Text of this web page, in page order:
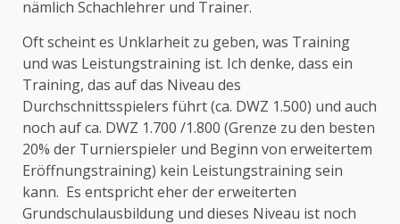
nämlich Schachlehrer und Trainer.
Oft scheint es Unklarheit zu geben, was Training
und was Leistungstraining ist. Ich denke, dass ein
Training, das auf das Niveau des
Durchschnittsspielers führt (ca. DWZ 1.500) und auch
noch auf ca. DWZ 1.700 /1.800 (Grenze zu den besten
20% der Turnierspieler und Beginn von erweitertem
Eröffnungstraining) kein Leistungstraining sein
kann. Es entspricht eher der erweiterten
Grundschulausbildung und dieses Niveau ist noch